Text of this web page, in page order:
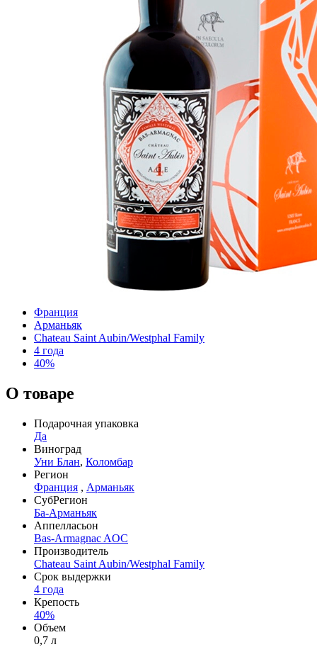
Франция
Арманьяк
Chateau Saint Aubin/Westphal Family
4 года
40%
О товаре
Подарочная упаковка
Да
Виноград
Уни Блан, Коломбар
Регион
Франция , Арманьяк
СубРегион
Ба-Арманьяк
Аппелласьон
Bas-Armagnac AOC
Производитель
Chateau Saint Aubin/Westphal Family
Срок выдержки
4 года
Крепость
40%
Объем
0,7 л